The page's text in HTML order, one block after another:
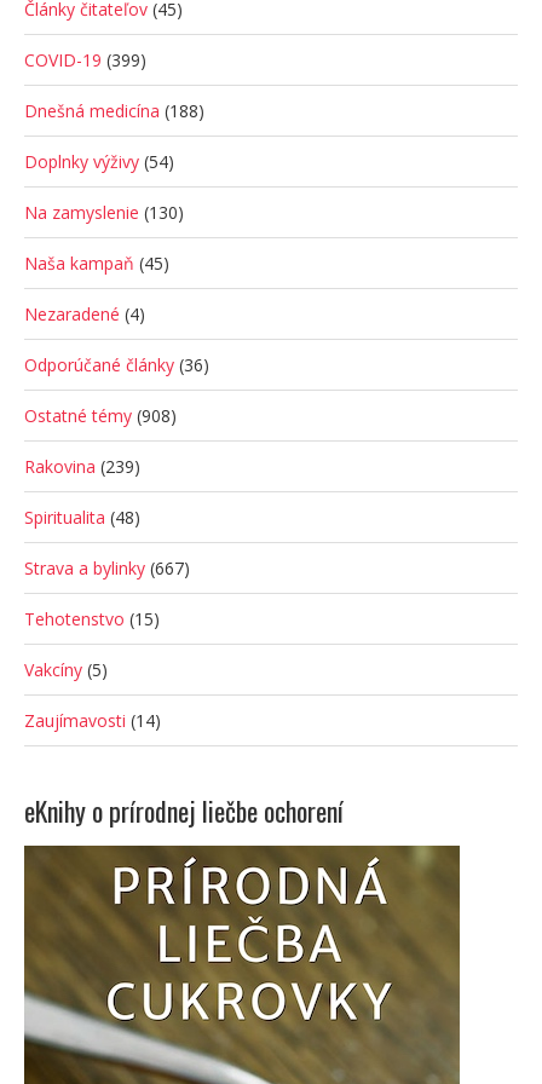
Články čitateľov (45)
COVID-19 (399)
Dnešná medicína (188)
Doplnky výživy (54)
Na zamyslenie (130)
Naša kampaň (45)
Nezaradené (4)
Odporúčané články (36)
Ostatné témy (908)
Rakovina (239)
Spiritualita (48)
Strava a bylinky (667)
Tehotenstvo (15)
Vakcíny (5)
Zaujímavosti (14)
eKnihy o prírodnej liečbe ochorení